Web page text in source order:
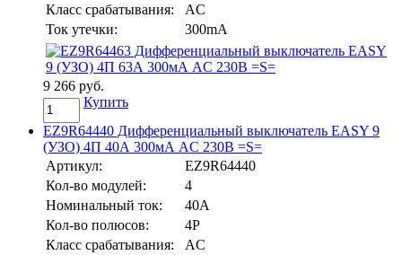
Класс срабатывания:
AC
Ток утечки:
300mA
9 266 руб.
Купить
EZ9R64440 Дифференциальный выключатель EASY 9
(УЗО) 4П 40А 300мА AC 230В =S=
Артикул:
EZ9R64440
Кол-во модулей:
4
Номинальный ток:
40А
Кол-во полюсов:
4P
Класс срабатывания:
AC